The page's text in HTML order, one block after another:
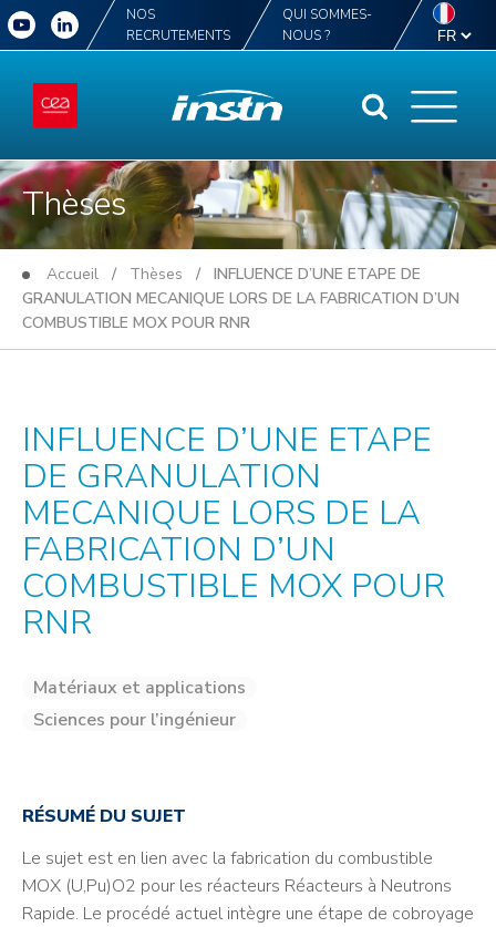
NOS
RECRUTEMENTS
QUI SOMMES-
NOUS ?
Thèses
Accueil / Thèses / INFLUENCE D’UNE ETAPE DE
GRANULATION MECANIQUE LORS DE LA FABRICATION D’UN
COMBUSTIBLE MOX POUR RNR
INFLUENCE D’UNE ETAPE
DE GRANULATION
MECANIQUE LORS DE LA
FABRICATION D’UN
COMBUSTIBLE MOX POUR
RNR
Matériaux et applications
Sciences pour l’ingénieur
RÉSUMÉ DU SUJET
Le sujet est en lien avec la fabrication du combustible
MOX (U,Pu)O2 pour les réacteurs Réacteurs à Neutrons
Rapide. Le procédé actuel intègre une étape de cobroyage